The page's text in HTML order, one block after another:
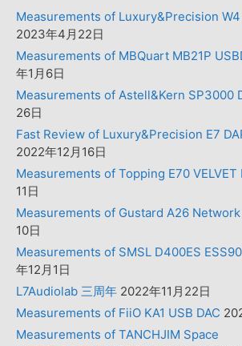
Measurements of Luxury&Precision W4
2023年4月22日
Measurements of MBQuart MB21P
年1月6日
Measurements of Astell&Kern SP3000
26日
Fast Review of Luxury&Precision E7
2022年12月16日
Measurements of Topping E70 VELVET
11日
Measurements of Gustard A26 Network
10日
Measurements of SMSL D400ES
年12月1日
L7Audiolab 三周年 2022年11月22日
Measurements of FiiO KA1 USB DAC
Measurements of TANCHJIM Space